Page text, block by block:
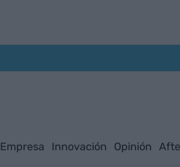
Empresa Innovación Opinión